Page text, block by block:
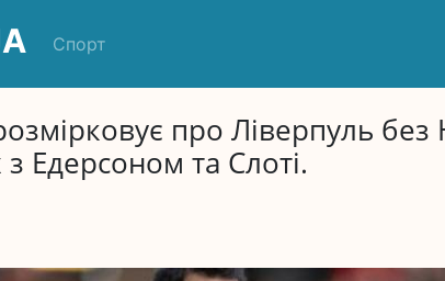
Спорт
про Ліверпуль
з Едерсоном та Слоті.